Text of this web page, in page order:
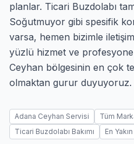
planlar. Ticari Buzdolabı
Soğutmuyor gibi spesifik
varsa, hemen bizimle
yüzlü hizmet ve
Ceyhan bölgesinin en çok
olmaktan gurur duyuyoruz.
Adana Ceyhan Servisi
Tüm
Ticari Buzdolabı Bakımı
En